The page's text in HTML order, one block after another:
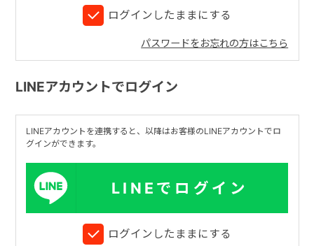
ログインしたままにする
パスワードをお忘れの方はこちら
LINEアカウントでログイン
LINEアカウントを連携すると、以降はお客様のLINEアカウントでロ
グインができます。
LINEでログイン
ログインしたままにする